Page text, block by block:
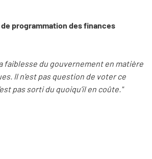
programmation des finances
faiblesse du gouvernement en matière
Il n’est pas question de voter ce
pas sorti du quoiqu’il en coûte."